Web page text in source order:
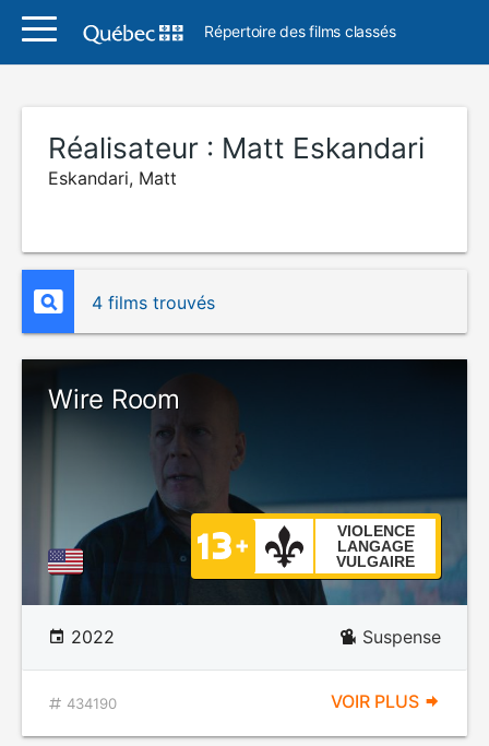
Répertoire des films classés
Réalisateur : Matt Eskandari
Eskandari, Matt
4 films trouvés
Wire Room
VIOLENCE
LANGAGE
VULGAIRE
2022 Suspense
434190 VOIR PLUS